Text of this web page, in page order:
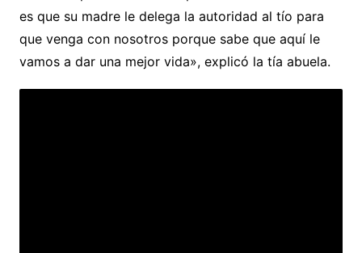
es que su madre le delega la autoridad al tío para
que venga con nosotros porque sabe que aquí le
vamos a dar una mejor vida», explicó la tía abuela.